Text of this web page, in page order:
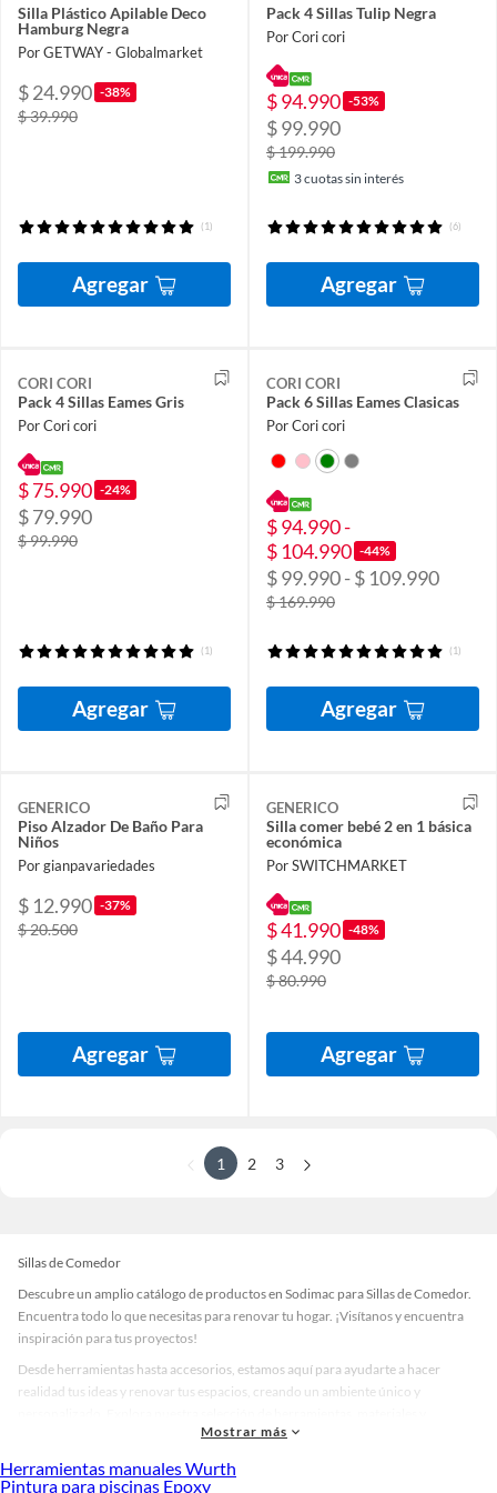
Silla Plástico Apilable Deco
Hamburg Negra
Por GETWAY - Globalmarket
$ 24.990 -38%
$ 39.990
(1)
Agregar
Pack 4 Sillas Tulip Negra
Por Cori cori
$ 94.990 -53%
$ 99.990
$ 199.990
3cuotas sin interés
(6)
Agregar
CORI CORI
Pack 4 Sillas Eames Gris
Por Cori cori
$ 75.990 -24%
$ 79.990
$ 99.990
(1)
Agregar
CORI CORI
Pack 6 Sillas Eames Clasicas
Por Cori cori
$ 94.990 -
$ 104.990 -44%
$ 99.990 - $ 109.990
$ 169.990
(1)
Agregar
GENERICO
Piso Alzador De Baño Para
Niños
Por gianpavariedades
$ 12.990 -37%
$ 20.500
Agregar
GENERICO
Silla comer bebé 2 en 1 básica
económica
Por SWITCHMARKET
$ 41.990 -48%
$ 44.990
$ 80.990
Agregar
1 2 3
Sillas de Comedor
Descubre un amplio catálogo de productos en Sodimac para Sillas de Comedor.
Encuentra todo lo que necesitas para renovar tu hogar. ¡Visítanos y encuentra
inspiración para tus proyectos!
Desde herramientas hasta accesorios, estamos aquí para ayudarte a hacer
realidad tus ideas y renovar tus espacios, creando un ambiente único y
accesorios de calidad que te ayudarán a crear un espacio más tú.
Desde remodelaciones hasta proyectos de decoración, estamos aquí para hacer
tus ideas realidad. ¡Visítanos y encuentra todo lo que tenemos para ofrecerte en
Mostrar más
Herramientas manuales Wurth
Pintura para piscinas Epoxy